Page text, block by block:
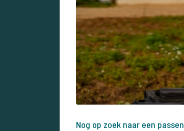
Nog op zoek naar een